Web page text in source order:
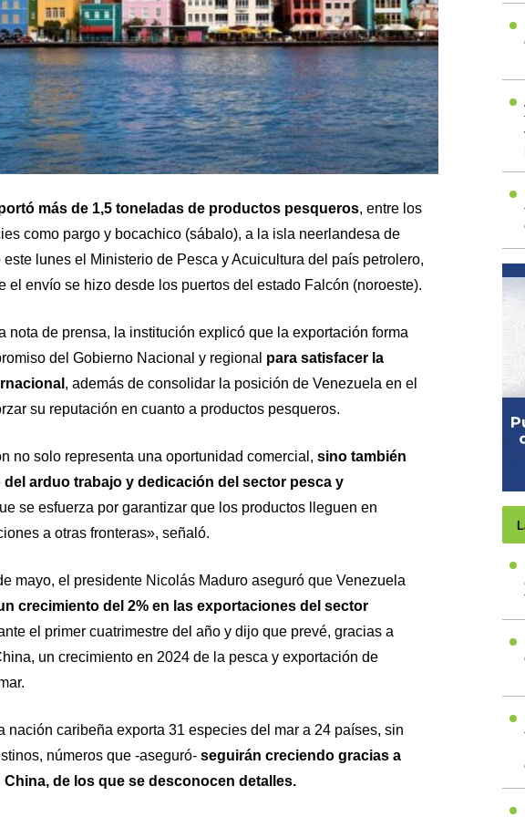
más de 1,5 toneladas de productos pesqueros, entre los
como pargo y bocachico (sábalo), a la isla neerlandesa de
este lunes el Ministerio de Pesca y Acuicultura del país petrolero,
el envío se hizo desde los puertos del estado Falcón (noroeste).
nota de prensa, la institución explicó que la exportación forma
del Gobierno Nacional y regional para satisfacer la
, además de consolidar la posición de Venezuela en el
su reputación en cuanto a productos pesqueros.
no solo representa una oportunidad comercial, sino también
arduo trabajo y dedicación del sector pesca y
se esfuerza por garantizar que los productos lleguen en
a otras fronteras», señaló.
mayo, el presidente Nicolás Maduro aseguró que Venezuela
crecimiento del 2% en las exportaciones del sector
el primer cuatrimestre del año y dijo que prevé, gracias a
un crecimiento en 2024 de la pesca y exportación de
nación caribeña exporta 31 especies del mar a 24 países, sin
números que -aseguró- seguirán creciendo gracias a
de los que se desconocen detalles.